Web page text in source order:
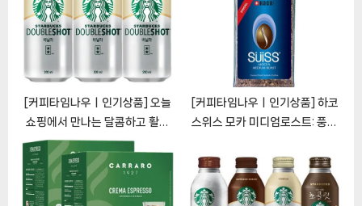
s
t
[커피타임나우ㅣ인기상품] 오늘
쇼핑에서 만나는 달콤하고 활력
넘치는 스타벅스 더블샷 바닐라
[CoffeeTimeNOWㅣ추천상
품]
[커피타임나우ㅣ인기상품] 하코
스위스 모카 미디엄로스트: 풍미
[CoffeeTimeNOWㅣ추천상
품]